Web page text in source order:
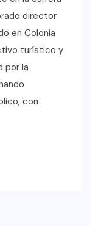
director
en Colonia
turístico y
por la
con